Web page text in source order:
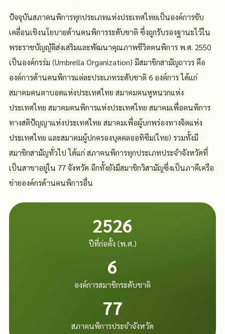
ปัจจุบันสภาคนพิการทุกประเภทแห่งประเทศไทยเป็นองค์การขับ
เคลื่อนเชิงนโยบายด้านคนพิการระดับชาติ ซึ่งถูกรับรองฐานะไว้ใน
พระราชบัญญัติส่งเสริมและพัฒนาคุณภาพชีวิตคนพิการ พ.ศ. 2550
เป็นองค์กรร่ม (Umbrella Organization) มีสมาชิกสามัญถาวร คือ
องค์การด้านคนพิการแต่ละประเภทระดับชาติ 6 องค์การ ได้แก่
สมาคมคนตาบอดแห่งประเทศไทย สมาคมคนหูหนวกแห่ง
ประเทศไทย สมาคมคนพิการแห่งประเทศไทย สมาคมเพื่อคนพิการ
ทางสติปัญญาแห่งประเทศไทย สมาคมเพื่อผู้บกพร่องทางจิตแห่ง
ประเทศไทย และสมาคมผู้ปกครองบุคคลออทิซึม(ไทย) รวมทั้งมี
สมาชิกสามัญทั่วไป ได้แก่ สภาคนพิการทุกประเภทประจำจังหวัดที่
เป็นสาขาอยู่ใน 77 จังหวัด อีกทั้งยังมีสมาชิกวิสามัญซึ่งเป็นภาคีเครือ
ข่ายองค์กรด้านคนพิการอื่น
2526
ปีที่ก่อตั้ง (พ.ศ.)
6
องค์การสมาชิกระดับชาติ
77
สภาคนพิการประจำจังหวัด